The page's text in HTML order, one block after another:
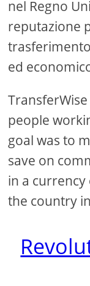
nel Regno
reputazione
ed
people
goal was to
save on
in a
the country